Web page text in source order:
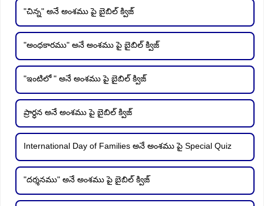
"చిన్న" అనే అంశము పై బైబిల్ క్విజ్
"అంధకారము" అనే అంశము పై బైబిల్ క్విజ్
"ఇంటిలో " అనే అంశము పై బైబిల్ క్విజ్
ప్రార్ధన అనే అంశము పై బైబిల్ క్విజ్
International Day of Families అనే అంశము పై Special Quiz
"దర్శనము" అనే అంశము పై బైబిల్ క్విజ్